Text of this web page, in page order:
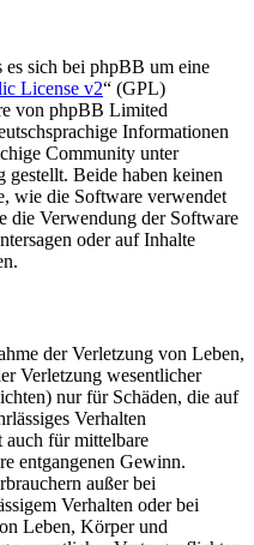
sich bei phpBB um eine
License v2“ (GPL)
von phpBB Limited
Informationen
Community unter
Beide haben keinen
wie die Software verwendet
die Verwendung der Software
oder auf Inhalte
der Verletzung von Leben,
Verletzung wesentlicher
nur für Schäden, die auf
Verhalten
für mittelbare
entgangenen Gewinn.
außer bei
Verhalten oder bei
Leben, Körper und